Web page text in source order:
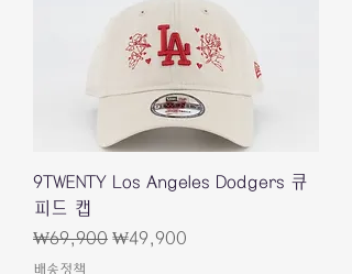
9TWENTY Los Angeles Dodgers 큐
피드 캡
일반가
₩69,900 할인가
₩49,900
배송정책